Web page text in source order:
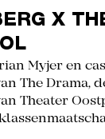
X
Myjer en
The Drama,
Theater